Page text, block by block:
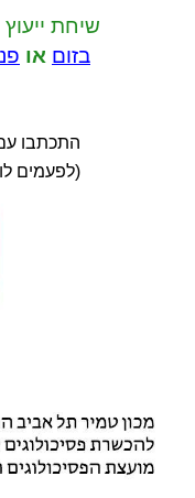
שיחת
בזום או
התכתבו
(לפעמים